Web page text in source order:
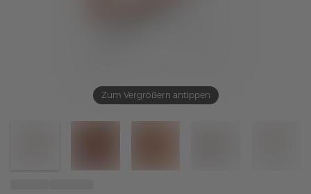
Zum Vergrößern antippen